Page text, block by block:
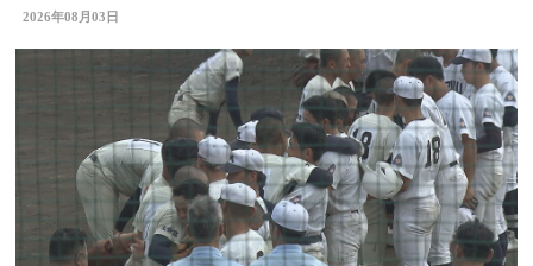
2026年08月03日